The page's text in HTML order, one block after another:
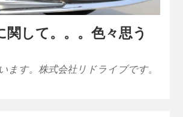
関して。。。色々思う
ます。株式会社リドライブです。